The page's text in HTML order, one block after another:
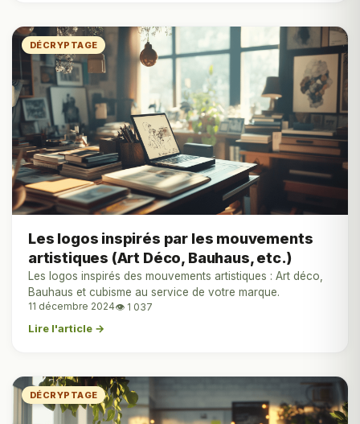
DÉCRYPTAGE
Les logos inspirés par les mouvements
artistiques (Art Déco, Bauhaus, etc.)
Les logos inspirés des mouvements artistiques : Art déco,
Bauhaus et cubisme au service de votre marque.
11 décembre 2024👁 1 037
Lire l'article →
DÉCRYPTAGE